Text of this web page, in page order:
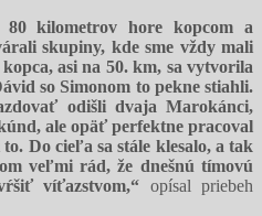
80 kilometrov hore kopcom a
skupiny, kde sme vždy mali
asi na 50. km, sa vytvorila
so Simonom to pekne stiahli.
odišli dvaja Marokánci,
ale opäť perfektne pracoval
Do cieľa sa stále klesalo, a tak
veľmi rád, že dnešnú tímovú
víťazstvom,“ opísal priebeh